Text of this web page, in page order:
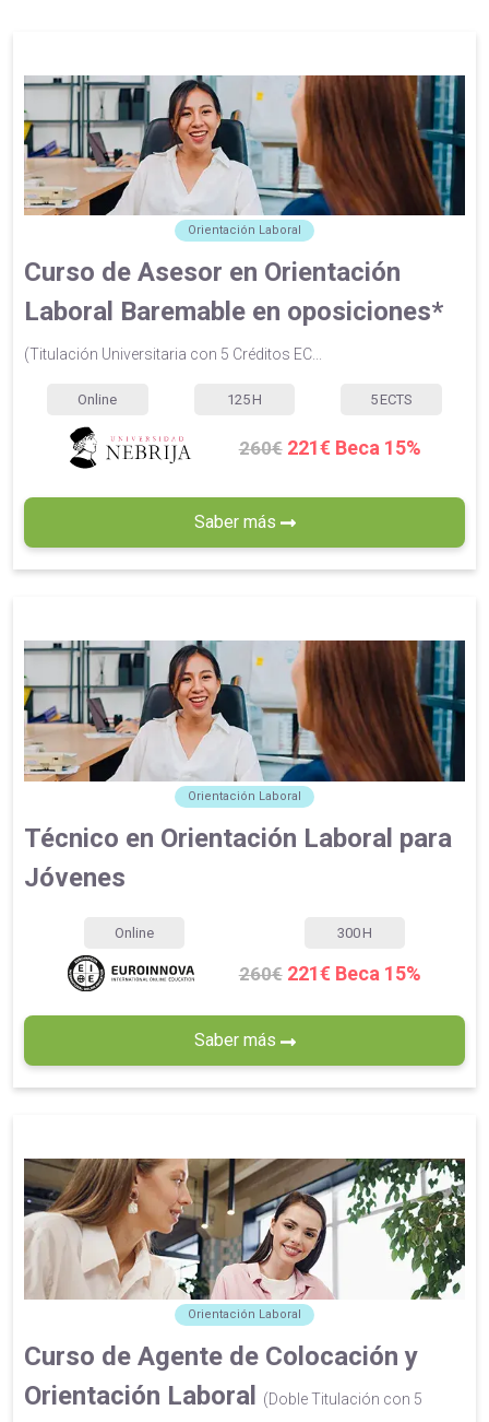
Orientación Laboral
Curso de Asesor en Orientación
Laboral Baremable en oposiciones*
(Titulación Universitaria con 5 Créditos EC...
Online 125 H 5 ECTS
260€ 221€ Beca 15%
Saber más
Orientación Laboral
Técnico en Orientación Laboral para
Jóvenes
Online 300 H
260€ 221€ Beca 15%
Saber más
Orientación Laboral
Curso de Agente de Colocación y
Orientación Laboral
(Doble Titulación con 5